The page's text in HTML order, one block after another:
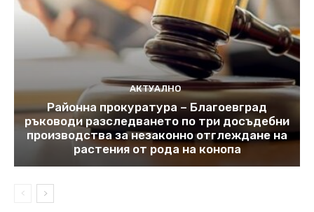
АКТУАЛНО
Районна прокуратура – Благоевград
ръководи разследването по три досъдебни
производства за незаконно отглеждане на
растения от рода на конопа